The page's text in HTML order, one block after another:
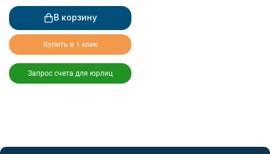
В корзину
Купить в 1 клик
Запрос счета для юрлиц